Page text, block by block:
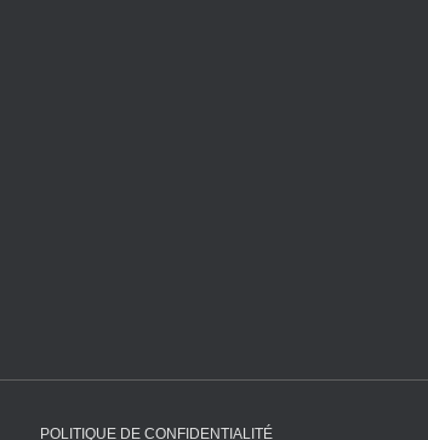
POLITIQUE DE CONFIDENTIALITÉ